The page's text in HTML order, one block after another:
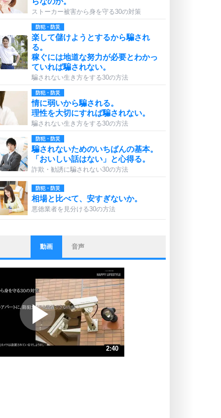
ストーカー被害から身を守る30の対策
防犯・防災
楽して儲けようとするから騙され
る。
稼ぐには地道な努力が必要とわかっ
ていれば騙されない。
騙されない生き方をする30の方法
防犯・防災
情に弱いから騙される。
理性を大切にすれば騙されない。
騙されない生き方をする30の方法
防犯・防災
騙されないためのいちばんの基本。
「おいしい話はない」と心得る。
詐欺・勧誘に騙されない30の方法
防犯・防災
相場と比べて、安すぎないか。
悪徳業者を見分ける30の方法
ストレス対策
他人と比べない。
いっそのこと、他人を見ない。
いらいらしない人になる30の方法
プラス思考
ポジティブになれない原因は、行動
しないから。
ポジティブ思考になる30の方法
ストレス対策
動画 音声
2:40